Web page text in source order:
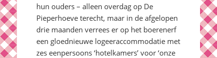
hun ouders – alleen overdag op De
Pieperhoeve terecht, maar in de afgelopen
drie maanden verrees er op het boerenerf
een gloednieuwe logeeraccommodatie met
zes eenpersoons ‘hotelkamers’ voor ‘onze